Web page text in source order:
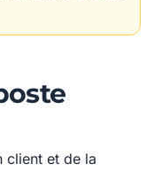
client et de la